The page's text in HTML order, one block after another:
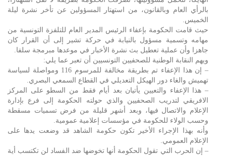
بالرأي العام وبالقانون، من استهتار المسؤولين عن تأخر نشرة ليلة
الخميس.
حيث قامت الحكومة بإعفاء الرئيس المدير العام للتلفزة التونسية من
مهامه وتسمية مسؤول بالنيابة في حركة تشير إلى أن القرار كان
جاهزا وأن عملية تعطيل بث نشرة الأخبار في موعدها مبرمجة سلفا.
ويهم النقابة الوطنية للصحفيين التونسيين أن تعبر عما يلي:
– إن هذا الإعفاء تم بطريقة مخالفة للمرسوم 116 ومواصلة لسياسة
تهميش والغاء دور الهيكل التعديلي في القطاع السمعي البصري.
– هذا الإعفاء والتعيين يأتيان بعد أيام فقط من السطو على المركز
الافريقي لتدريب الصحفيين والذي حولته الحكومة إلى فرع بإدارة
الإعلام والاتصال فيها، وبعد أشهر قليلة من فرض تسميات مسقطة
وحسب الولاء للحكومة في مؤسسات إعلامية عمومية.
وأنه بهذا الإجراء الأخير تكون حكومة الشاهد قد وضعت يدها على
الإعلام العمومي.
– إن الحرب التي تقول الحكومة أنها تخوضها ضد الفساد لن تكتسب أية